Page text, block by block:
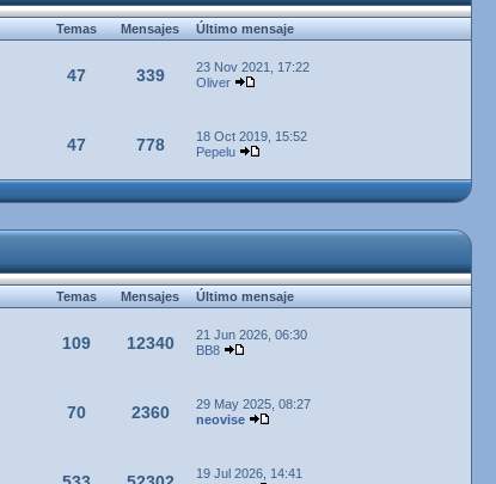
TemasMensajesÚltimo mensaje
47 339
23 Nov 2021, 17:22
Oliver
47 778
18 Oct 2019, 15:52
Pepelu
TemasMensajesÚltimo mensaje
109 12340
21 Jun 2026, 06:30
BB8
70 2360
29 May 2025, 08:27
neovise
19 Jul 2026, 14:41